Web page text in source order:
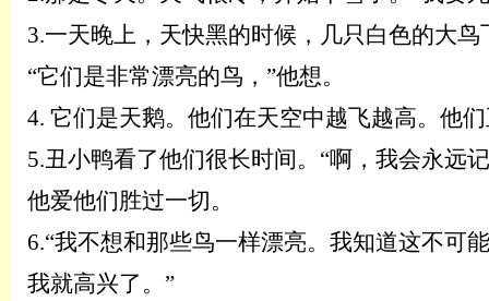
3.一天晚上，天快黑的时候，几只白色的大鸟
“它们是非常漂亮的鸟，”他想。
4. 它们是天鹅。他们在天空中越飞越高。他
5.丑小鸭看了他们很长时间。 “啊，我会永远
他爱他们胜过一切。
6.“我不想和那些鸟一样漂亮。我知道这不可
我就高兴了。”